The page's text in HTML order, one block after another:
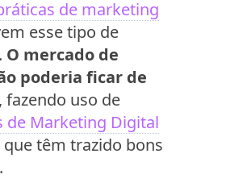
de marketing
esse tipo de
O mercado de
poderia ficar de
fazendo uso de
de Marketing Digital
têm trazido bons